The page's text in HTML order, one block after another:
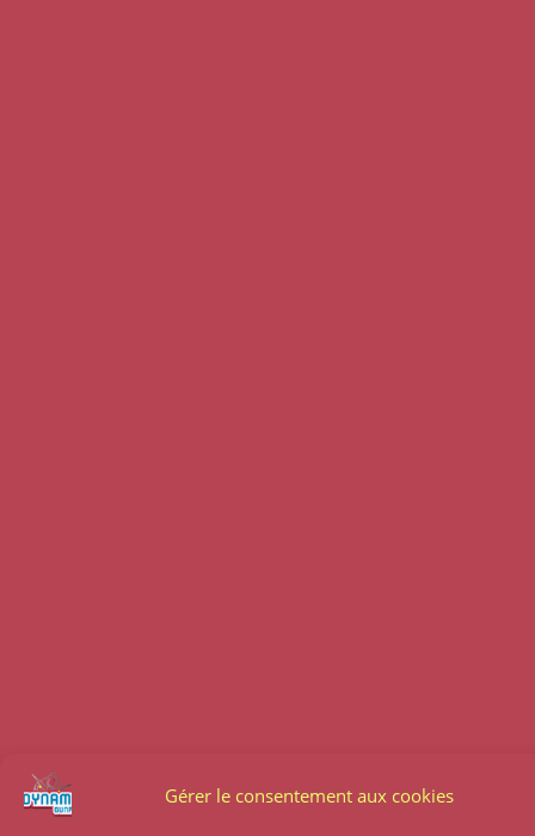
Gérer le consentement aux cookies